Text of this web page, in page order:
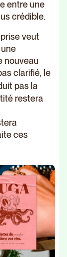
entre une
crédible.
veut
nouveau
clarifié, le
pas la
restera
ces